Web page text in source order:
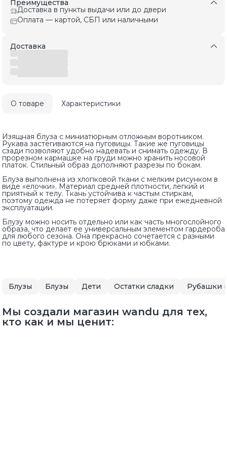
Преимущества
Доставка в пункты выдачи или до двери
Оплата — картой, СБП или наличными
Доставка
О товаре Характеристики
Изящная блуза с миниатюрным отложным воротником.
Рукава застегиваются на пуговицы. Такие же пуговицы
сзади позволяют удобно надевать и снимать одежду. В
прорезном кармашке на груди можно хранить носовой
платок. Стильный образ дополняют разрезы по бокам.
Блуза выполнена из хлопковой ткани с мелким рисунком в
виде «елочки». Материал средней плотности, легкий и
приятный к телу. Ткань устойчива к частым стиркам,
поэтому одежда не потеряет форму даже при ежедневной
эксплуатации.
Блузу можно носить отдельно или как часть многослойного
образа, что делает ее универсальным элементом гардероба
для любого сезона. Она прекрасно сочетается с разными
по цвету, фактуре и крою брюками и юбками.
Блузы Блузы Дети Остатки сладки Рубашки
Мы создали магазин wandu для тех,
кто как и мы ценит: